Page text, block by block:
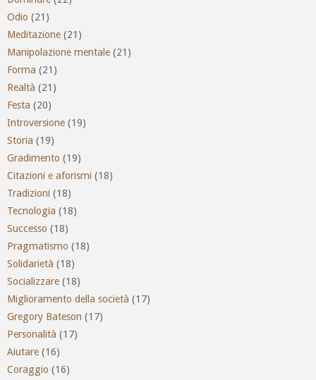
Odio (21)
Meditazione (21)
Manipolazione mentale (21)
Forma (21)
Realtà (21)
Festa (20)
Introversione (19)
Storia (19)
Gradimento (19)
Citazioni e aforismi (18)
Tradizioni (18)
Tecnologia (18)
Successo (18)
Pragmatismo (18)
Solidarietà (18)
Socializzare (18)
Miglioramento della società (17)
Gregory Bateson (17)
Personalità (17)
Aiutare (16)
Coraggio (16)